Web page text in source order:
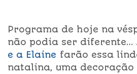
Programa de hoje na
não podia ser diferente…
e a Elaine farão essa
natalina, uma decoração